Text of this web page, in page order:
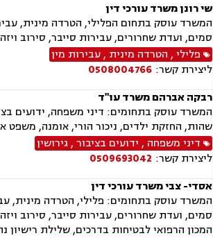
שי רונן משרד עורכי דין
המשרד עוסק בתחום הפלילי, הטרדה מינית,
סמים, ועדת שחרורים, עבירות סייבר, סירוב
פלילי, הטרדה מינית ,עבירות מין
ליצירת קשר: 0508004766
רבקה אברהם משרד עו"ד
המשרד עוסק בתחומים: דיני משפחה, ידועים
שהות, החזקת ילדים, ניכור הורי, אומנה, משפט
דיני משפחה , ידועים בציבור,גירושין
ליצירת קשר: 0509693042
אסדי- צבי משרד עורכי דין
המשרד עוסק בתחומים: פלילי, הטרדה מינית,
סמים, ועדת שחרורים, עבירות סייבר, סירוב
המכון הרפואי לבטיחות בדרכים, שלילת רישיון